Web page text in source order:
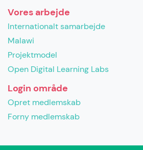
Vores arbejde
Internationalt samarbejde
Malawi
Projektmodel
Open Digital Learning Labs
Login område
Opret medlemskab
Forny medlemskab